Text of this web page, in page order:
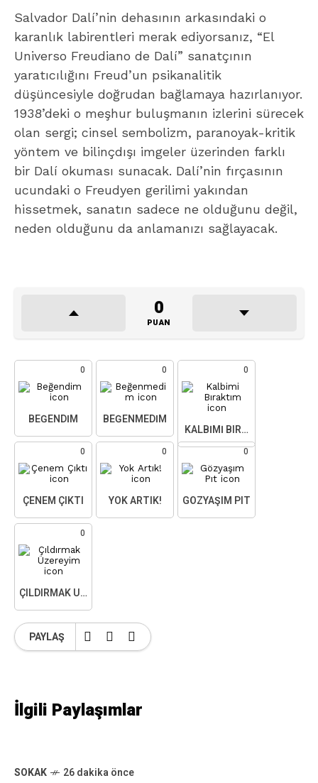
Salvador Dalí’nin dehasının arkasındaki o
karanlık labirentleri merak ediyorsanız, “El
Universo Freudiano de Dalí” sanatçının
yaratıcılığını Freud’un psikanalitik
düşüncesiyle doğrudan bağlamaya hazırlanıyor.
1938’deki o meşhur buluşmanın izlerini sürecek
olan sergi; cinsel sembolizm, paranoyak-kritik
yöntem ve bilinçdışı imgeler üzerinden farklı
bir Dalí okuması sunacak. Dalí’nin fırçasının
ucundaki o Freudyen gerilimi yakından
hissetmek, sanatın sadece ne olduğunu değil,
neden olduğunu da anlamanızı sağlayacak.
0
PUAN
0
BEĞENDIM
0
BEĞENMEDIM
0
KALBIMI BIRAKTIM
0
ÇENEM ÇIKTI
0
YOK ARTIK!
0
GÖZYAŞIM PIT
0
ÇILDIRMAK ÜZEREYIM
PAYLAŞ
İlgili Paylaşımlar
SOKAK 26 dakika önce